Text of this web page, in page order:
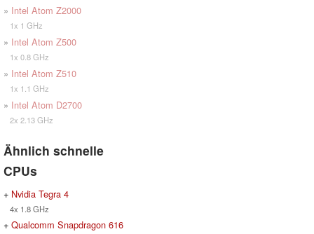
» Intel Atom Z2000
1x 1 GHz
» Intel Atom Z500
1x 0.8 GHz
» Intel Atom Z510
1x 1.1 GHz
» Intel Atom D2700
2x 2.13 GHz
Ähnlich schnelle
CPUs
+ Nvidia Tegra 4
4x 1.8 GHz
+ Qualcomm Snapdragon 616